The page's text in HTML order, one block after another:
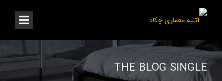
THE BLOG SINGLE